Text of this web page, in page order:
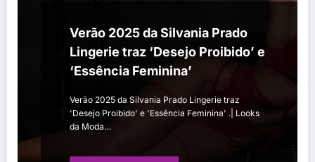
Verão 2025 da Silvania Prado
Lingerie traz ‘Desejo Proibido’ e
‘Essência Feminina’
Verão 2025 da Silvania Prado Lingerie traz
'Desejo Proibido' e 'Essência Feminina' .| Looks
da Moda…